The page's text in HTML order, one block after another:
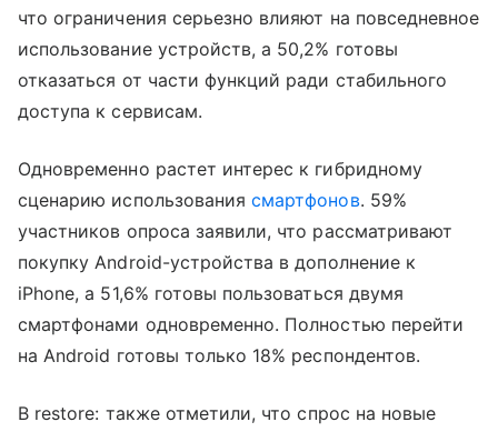
что ограничения серьезно влияют на повседневное
использование устройств, а 50,2% готовы
отказаться от части функций ради стабильного
доступа к сервисам.
Одновременно растет интерес к гибридному
сценарию использованиясмартфонов. 59%
участников опроса заявили, что рассматривают
покупку Android-устройства в дополнение к
iPhone, а 51,6% готовы пользоваться двумя
смартфонами одновременно. Полностью перейти
на Android готовы только 18% респондентов.
В restore: также отметили, что спрос на новые